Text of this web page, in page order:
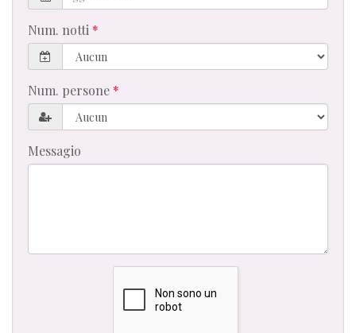
Num. notti
Num. persone
Messagio